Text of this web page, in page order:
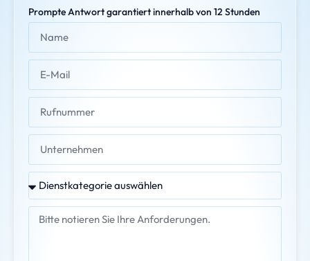
Prompte Antwort garantiert innerhalb von 12 Stunden